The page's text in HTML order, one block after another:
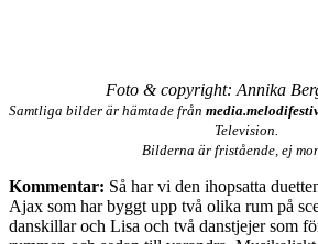
Foto & copyright: Annika
Samtliga bilder är hämtade från
Television.
Bilderna är fristående, ej
Kommentar: Så har vi den ihopsatta
Ajax som har byggt upp två olika rum på
danskillar och Lisa och två danstjejer som